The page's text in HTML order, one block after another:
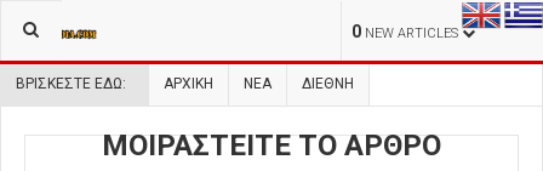
0 NEW ARTICLES
ΒΡΊΣΚΕΣΤΕ ΕΔΏ: ΑΡΧΙΚΉ ΝΕΑ ΔΙΕΘΝΗ
ΜΟΙΡΑΣΤΕΙΤΕ ΤΟ ΑΡΘΡΟ